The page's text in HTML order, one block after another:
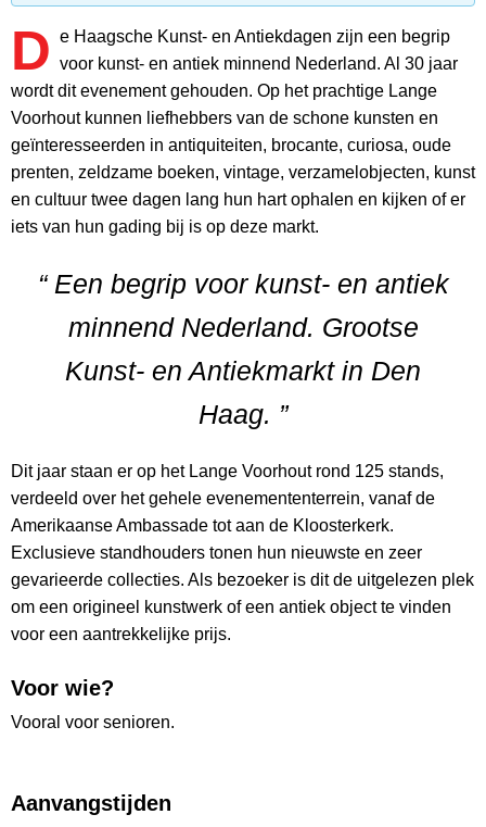
D e Haagsche Kunst- en Antiekdagen zijn een begrip
voor kunst- en antiek minnend Nederland. Al 30 jaar
wordt dit evenement gehouden. Op het prachtige Lange
Voorhout kunnen liefhebbers van de schone kunsten en
geïnteresseerden in antiquiteiten, brocante, curiosa, oude
prenten, zeldzame boeken, vintage, verzamelobjecten, kunst
en cultuur twee dagen lang hun hart ophalen en kijken of er
iets van hun gading bij is op deze markt.
“ Een begrip voor kunst- en antiek
minnend Nederland. Grootse
Kunst- en Antiekmarkt in Den
Haag. ”
Dit jaar staan er op het Lange Voorhout rond 125 stands,
verdeeld over het gehele evenemententerrein, vanaf de
Amerikaanse Ambassade tot aan de Kloosterkerk.
Exclusieve standhouders tonen hun nieuwste en zeer
gevarieerde collecties. Als bezoeker is dit de uitgelezen plek
om een origineel kunstwerk of een antiek object te vinden
voor een aantrekkelijke prijs.
Voor wie?
Vooral voor senioren.
Aanvangstijden